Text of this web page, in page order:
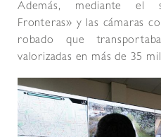
Además, mediante el
Fronteras» y las cámaras
robado que
valorizadas en más de 35